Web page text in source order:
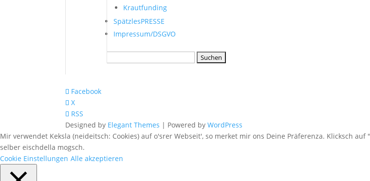
Krautfunding
SpätzlesPRESSE
Impressum/DSGVO
Facebook
X
RSS
Designed by Elegant Themes | Powered byWordPress
Mir verwendet Keksla (neideitsch: Cookies) auf o'srer Webseit', so merket mir ons Deine Präferenza. Klicksch
selber eischdella mogsch.
Cookie Einstellungen Alle akzeptieren